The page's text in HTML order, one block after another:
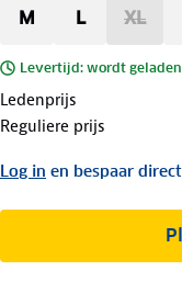
M L XL
Levertijd: wordt
Ledenprijs
Reguliere prijs
Log in en bespaar direct